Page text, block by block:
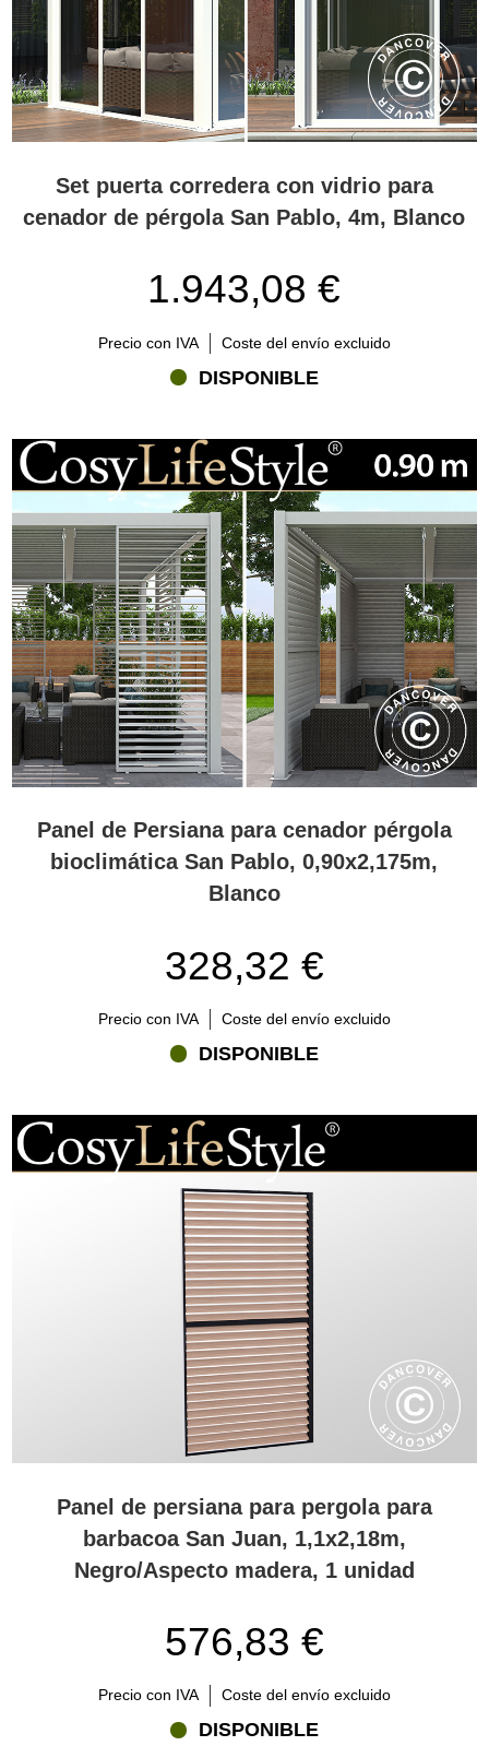
Set puerta corredera con vidrio para
cenador de pérgola San Pablo, 4m, Blanco
1.943,08 €
Precio con IVA Coste del envío excluido
DISPONIBLE
Panel de Persiana para cenador pérgola
bioclimática San Pablo, 0,90x2,175m,
Blanco
328,32 €
Precio con IVA Coste del envío excluido
DISPONIBLE
Panel de persiana para pergola para
barbacoa San Juan, 1,1x2,18m,
Negro/Aspecto madera, 1 unidad
576,83 €
Precio con IVA Coste del envío excluido
DISPONIBLE